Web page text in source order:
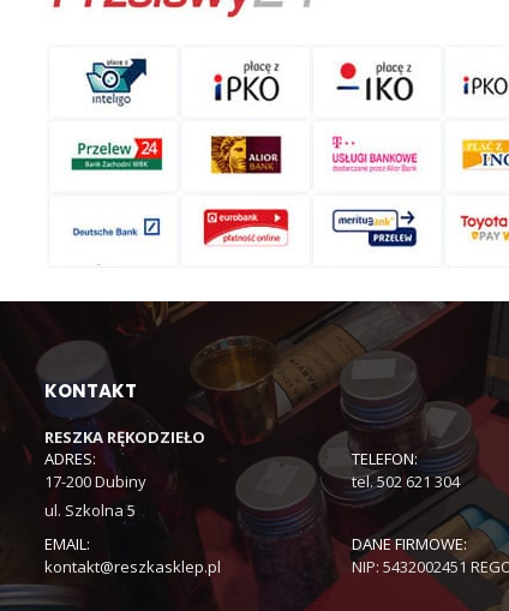
KONTAKT
RESZKA RĘKODZIEŁO
ADRES:
17-200 Dubiny
ul. Szkolna 5
TELEFON:
tel. 502 621 304
EMAIL:
kontakt@reszkasklep.pl
DANE FIRMOWE:
NIP: 5432002451